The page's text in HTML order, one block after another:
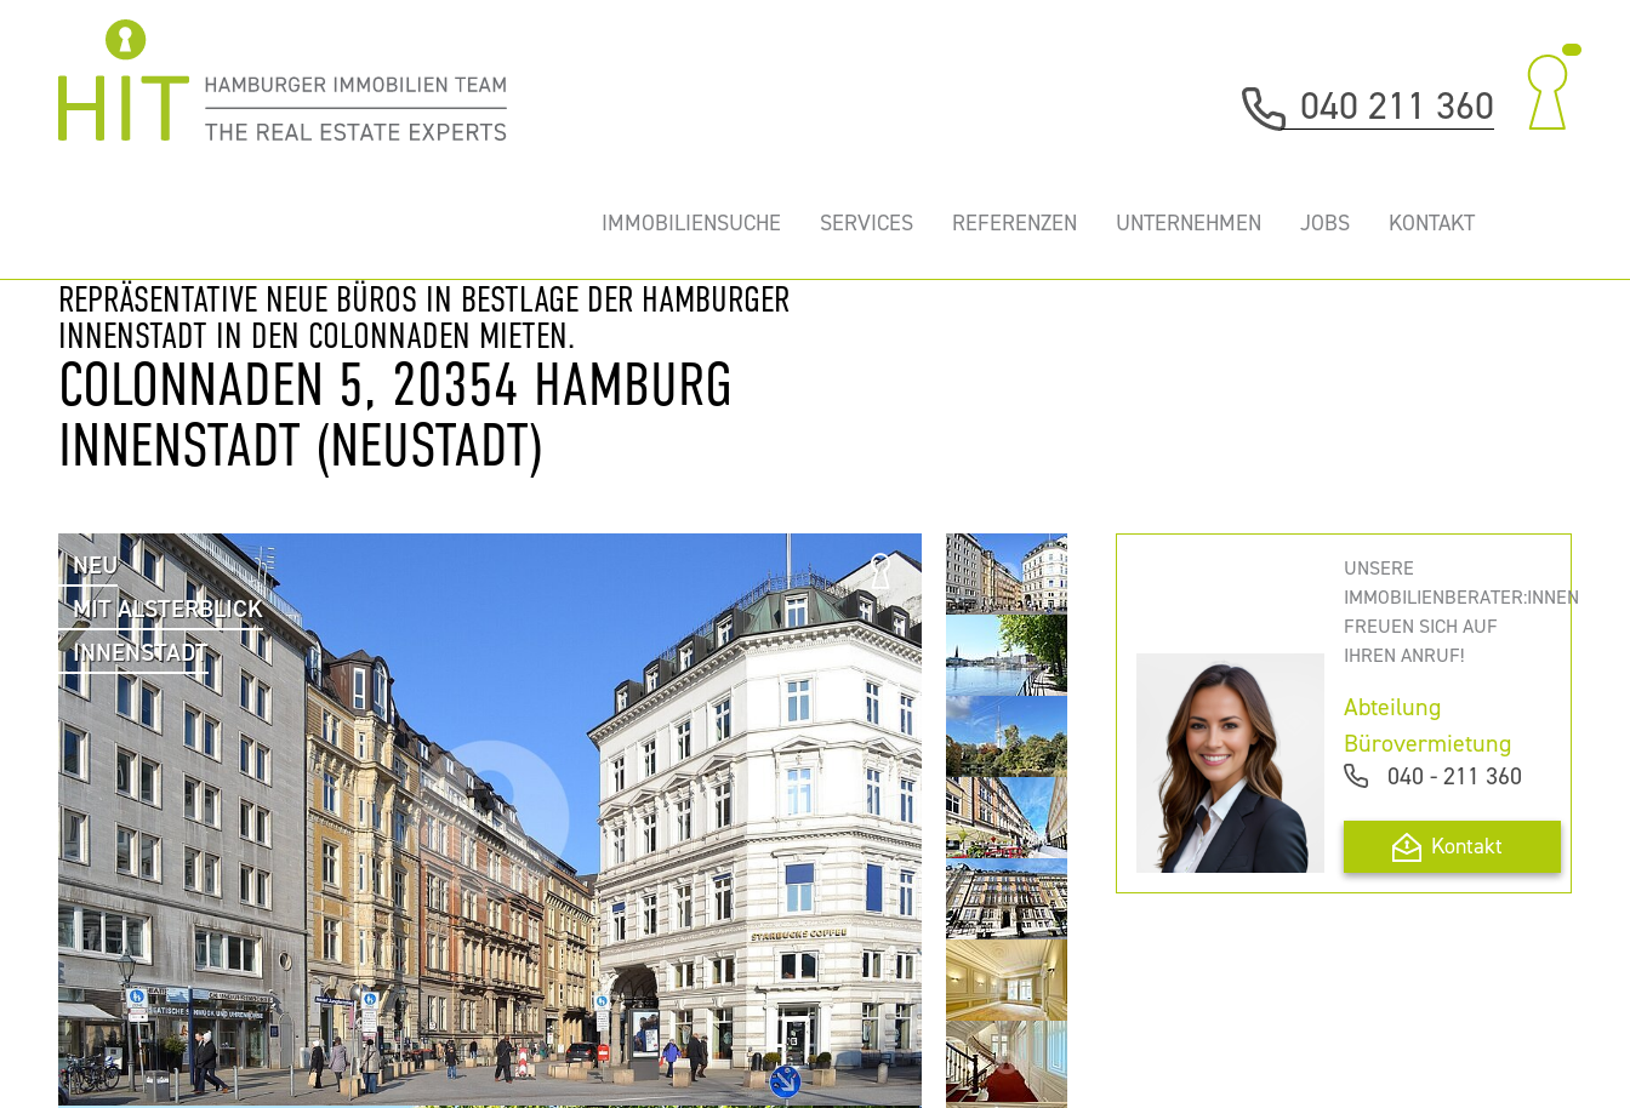
040 211 360
IMMOBILIENSUCHE SERVICES REFERENZEN UNTERNEHMEN JOBS KONTAKT
REPRÄSENTATIVE NEUE BÜROS IN BESTLAGE DER HAMBURGER
INNENSTADT IN DEN COLONNADEN MIETEN.
COLONNADEN 5, 20354 HAMBURG
INNENSTADT (NEUSTADT)
NEU
MIT ALSTERBLICK
INNENSTADT
UNSERE
IMMOBILIENBERATER:INNEN
FREUEN SICH AUF
IHREN ANRUF!
Abteilung
Bürovermietung
040 - 211 360
Kontakt